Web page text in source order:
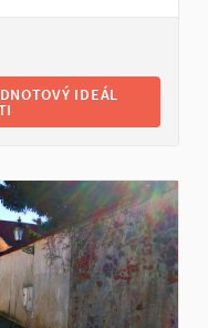
IDEÁL
IDEÁL